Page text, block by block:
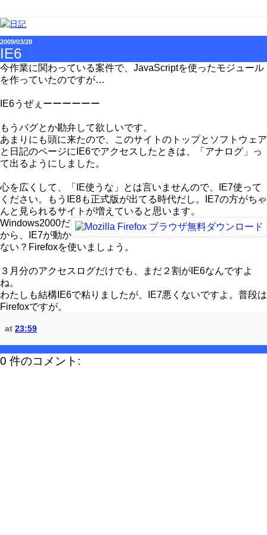
2009/03/28
IE6
今作業に関わっている案件で、JavaScriptを使ったモジュール
を作っていたのですが…
IE6うぜぇーーーーーー
もうバグとか勘弁して欲しいです。
あまりにも頭に来たので、このサイトのトップとソフトウェア
と日記のページにIE6でアクセスしたときは、「アナログ」っ
て出るようにしました。
心を広くして、「IE使うな」とは言いませんので、IE7使って
ください。もうIE8も正式版が出てる時代だし。IE7の方がちゃ
んと見られるサイトが増えていると思います。
Windows2000だ
から、IE7が動か
ない？Firefoxを使いましょう。
３月分のアクセスログだけでも、まだ２割がIE6なんですよ
ね。
わたしも結構IE6で粘りましたが、IE7悪くないですよ。普段は
Firefoxですが。
at 23:59
0 件のコメント: